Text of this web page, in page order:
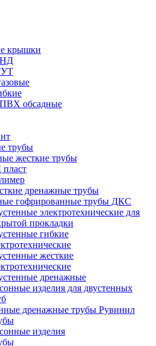
крышки
обсадные
трубы
жесткие трубы
дренажные трубы
гофрированные трубы ДКС
электротехнические для
прокладки
гибкие
жесткие
дренажные
изделия для двустенных
дренажные трубы Рувинил
изделия